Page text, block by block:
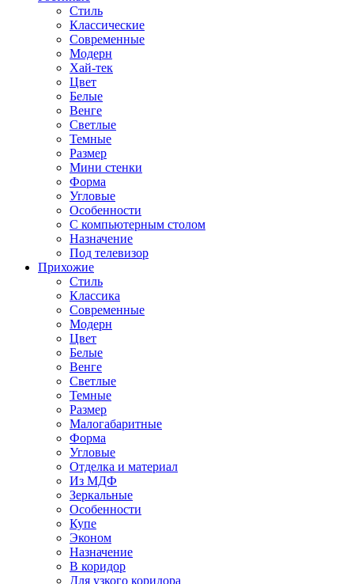
Стиль
Классические
Современные
Модерн
Хай-тек
Цвет
Белые
Венге
Светлые
Темные
Размер
Мини стенки
Форма
Угловые
Особенности
С компьютерным столом
Назначение
Под телевизор
Прихожие
Стиль
Классика
Современные
Модерн
Цвет
Белые
Венге
Светлые
Темные
Размер
Малогабаритные
Форма
Угловые
Отделка и материал
Из МДФ
Зеркальные
Особенности
Купе
Эконом
Назначение
В коридор
Для узкого коридора